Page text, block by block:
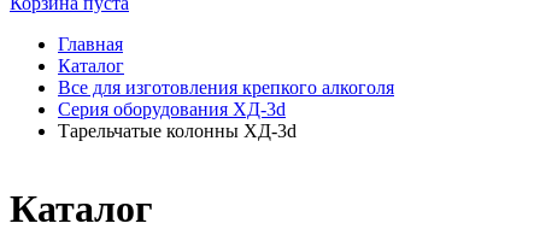
Главная
Каталог
Все для изготовления крепкого алкоголя
Серия оборудования ХД-3d
Тарельчатые колонны ХД-3d
Каталог